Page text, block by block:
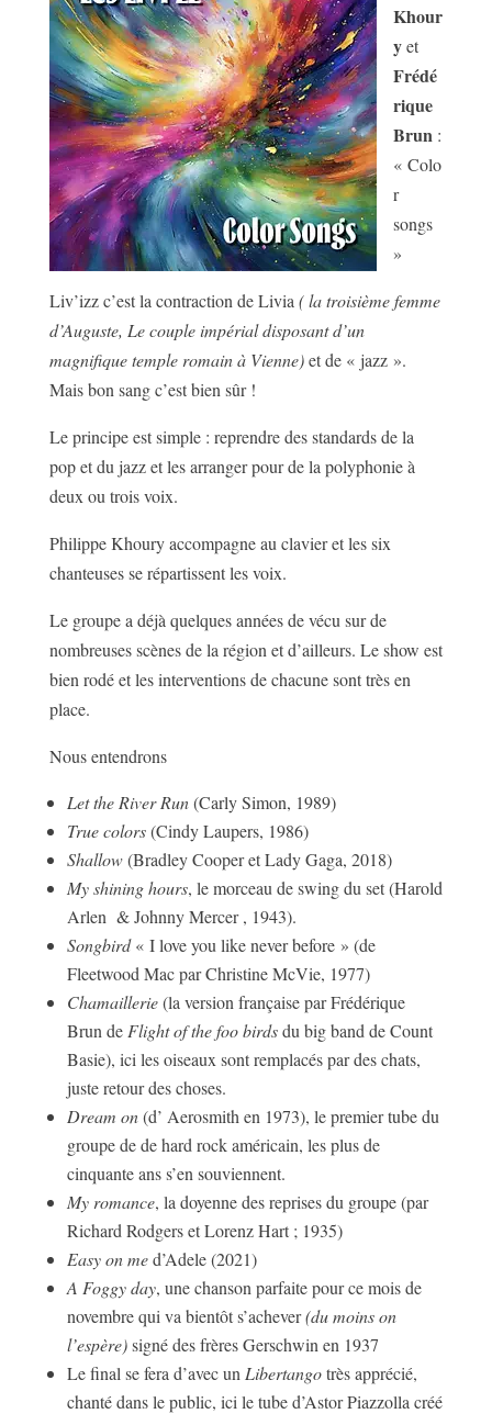
Khour
yet
Frédé
rique
Brun :
« Colo
r
songs
»
Liv’izz c’est la contraction de Livia ( la troisième femme
d’Auguste, Le couple impérial disposant d’un
magnifique temple romain à Vienne)et de « jazz ».
Mais bon sang c’est bien sûr !
Le principe est simple : reprendre des standards de la
pop et du jazz et les arranger pour de la polyphonie à
deux ou trois voix.
Philippe Khoury accompagne au clavier et les six
chanteuses se répartissent les voix.
Le groupe a déjà quelques années de vécu sur de
nombreuses scènes de la région et d’ailleurs. Le show est
bien rodé et les interventions de chacune sont très en
place.
Nous entendrons
Let the River Run(Carly Simon, 1989)
True colors(Cindy Laupers, 1986)
Shallow(Bradley Cooper et Lady Gaga, 2018)
My shining hours, le morceau de swing du set (Harold
Arlen & Johnny Mercer , 1943).
Songbird« I love you like never before » (de
Fleetwood Mac par Christine McVie, 1977)
Chamaillerie(la version française par Frédérique
Brun de Flight of the foo birdsdu big band de Count
Basie), ici les oiseaux sont remplacés par des chats,
juste retour des choses.
Dream on(d’ Aerosmith en 1973), le premier tube du
groupe de de hard rock américain, les plus de
cinquante ans s’en souviennent.
My romance, la doyenne des reprises du groupe (par
Richard Rodgers et Lorenz Hart ; 1935)
Easy on med’Adele (2021)
A Foggy day, une chanson parfaite pour ce mois de
novembre qui va bientôt s’achever(du moins on
l’espère)signé des frères Gerschwin en 1937
Le final se fera d’avec un Libertangotrès apprécié,
chanté dans le public, ici le tube d’Astor Piazzolla créé